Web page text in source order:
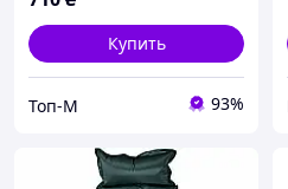
Купить
Топ-М 93%